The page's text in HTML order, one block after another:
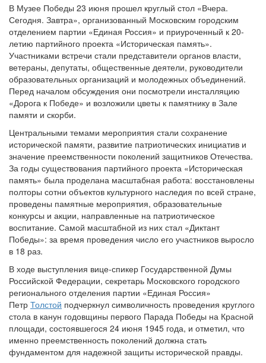
В Музее Победы 23 июня прошел круглый стол «Вчера.
Сегодня. Завтра», организованный Московским городским
отделением партии «Единая Россия» и приуроченный к 20-
летию партийного проекта «Историческая память».
Участниками встречи стали представители органов власти,
ветераны, депутаты, общественные деятели, руководители
образовательных организаций и молодежных объединений.
Перед началом обсуждения они посмотрели инсталляцию
«Дорога к Победе» и возложили цветы к памятнику в Зале
памяти и скорби.
Центральными темами мероприятия стали сохранение
исторической памяти, развитие патриотических инициатив и
значение преемственности поколений защитников Отечества.
За годы существования партийного проекта «Историческая
память» была проделана масштабная работа: восстановлены
полторы сотни объектов культурного наследия по всей стране,
проведены памятные мероприятия, образовательные
конкурсы и акции, направленные на патриотическое
воспитание. Самой масштабной из них стал «Диктант
Победы»: за время проведения число его участников выросло
в 18 раз.
В ходе выступления вице-спикер Государственной Думы
Российской Федерации, секретарь Московского городского
регионального отделения партии «Единая Россия»
Петр Толстой подчеркнул символичность проведения круглого
стола в канун годовщины первого Парада Победы на Красной
площади, состоявшегося 24 июня 1945 года, и отметил, что
именно преемственность поколений должна стать
фундаментом для надежной защиты исторической правды.